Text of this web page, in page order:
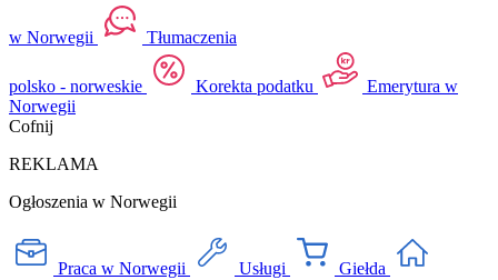
w Norwegii Tłumaczenia
polsko - norweskie Korekta podatku
Emerytura w
Norwegii
Cofnij
REKLAMA
Ogłoszenia w Norwegii
Praca w Norwegii Usługi Giełda